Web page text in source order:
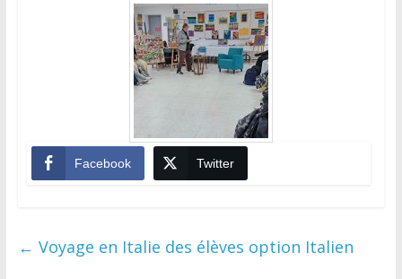
Facebook Twitter
← Voyage en Italie des élèves option Italien